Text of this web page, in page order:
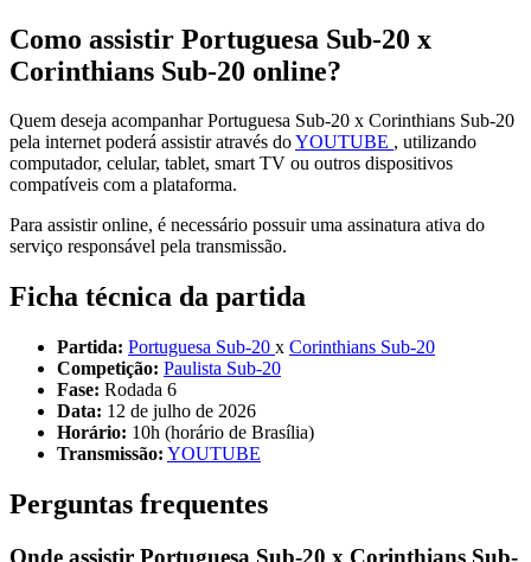
Como assistir Portuguesa Sub-20 x
Corinthians Sub-20 online?
Quem deseja acompanhar Portuguesa Sub-20 x Corinthians Sub-20
pela internet poderá assistir através doYOUTUBE , utilizando
computador, celular, tablet, smart TV ou outros dispositivos
compatíveis com a plataforma.
Para assistir online, é necessário possuir uma assinatura ativa do
serviço responsável pela transmissão.
Ficha técnica da partida
Partida: Portuguesa Sub-20 x Corinthians Sub-20
Competição: Paulista Sub-20
Fase: Rodada 6
Data: 12 de julho de 2026
Horário: 10h (horário de Brasília)
Transmissão: YOUTUBE
Perguntas frequentes
Onde assistir Portuguesa Sub-20 x Corinthians Sub-